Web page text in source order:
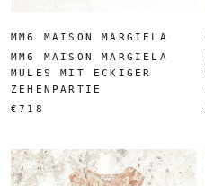
MM6 MAISON MARGIELA
MM6 MAISON MARGIELA
MULES MIT ECKIGER
ZEHENPARTIE
€718